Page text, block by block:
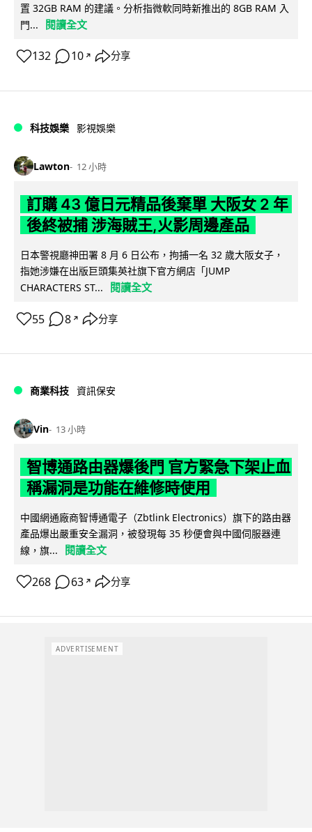
置 32GB RAM 的建議。分析指微軟同時新推出的 8GB RAM 入
門...
閱讀全文
132 10 ↗ 分享
科技娛樂 影視娛樂
Lawton 12 小時
訂購 43 億日元精品後棄單 大阪女 2 年
後終被捕 涉海賊王,火影周邊產品
日本警視廳神田署 8 月 6 日公布，拘捕一名 32 歲大阪女子，
指她涉嫌在出版巨頭集英社旗下官方網店「JUMP
CHARACTERS ST...
閱讀全文
55 8 ↗ 分享
商業科技 資訊保安
Vin 13 小時
智博通路由器爆後門 官方緊急下架止血
稱漏洞是功能在維修時使用
中國網通廠商智博通電子（Zbtlink Electronics）旗下的路由器
產品爆出嚴重安全漏洞，被發現每 35 秒便會與中國伺服器連
線，旗...
閱讀全文
268 63 ↗ 分享
ADVERTISEMENT